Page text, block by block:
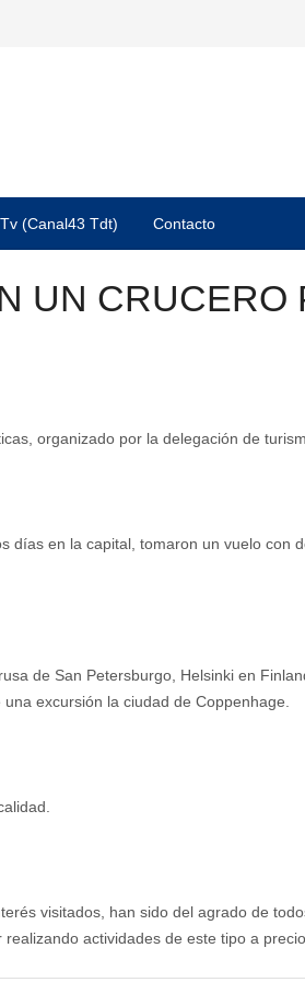
(Canal43 Tdt) Contacto
UN
organizado por la delegación de
en la capital, tomaron un vuelo con
de San Petersburgo, Helsinki en
excursión la ciudad de Coppenhage.
visitados, han sido del agrado de
actividades de este tipo a